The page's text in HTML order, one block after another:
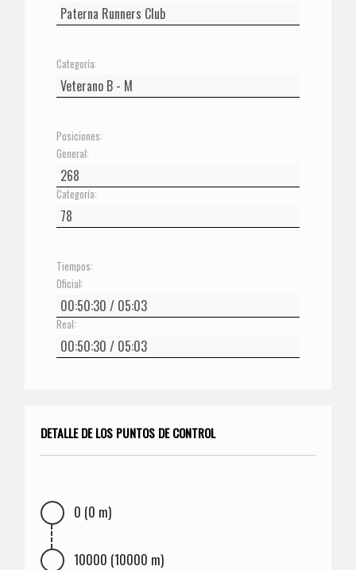
Categoría:
Posiciones:
General:
Categoría:
Tiempos:
Oficial:
Real:
DETALLE DE LOS PUNTOS DE CONTROL
0 (0 m)
10000 (10000 m)